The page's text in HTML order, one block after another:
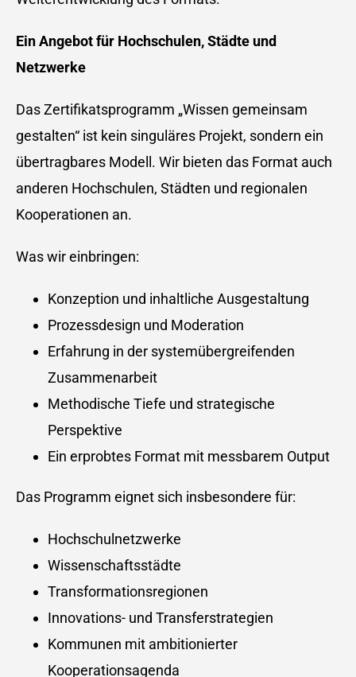
Ein Angebot für Hochschulen, Städte und
Netzwerke
Das Zertifikatsprogramm „Wissen gemeinsam
gestalten“ ist kein singuläres Projekt, sondern ein
übertragbares Modell. Wir bieten das Format auch
anderen Hochschulen, Städten und regionalen
Kooperationen an.
Was wir einbringen:
Konzeption und inhaltliche Ausgestaltung
Prozessdesign und Moderation
Erfahrung in der systemübergreifenden
Zusammenarbeit
Methodische Tiefe und strategische
Perspektive
Ein erprobtes Format mit messbarem Output
Das Programm eignet sich insbesondere für:
Hochschulnetzwerke
Wissenschaftsstädte
Transformationsregionen
Innovations- und Transferstrategien
Kommunen mit ambitionierter
Kooperationsagenda